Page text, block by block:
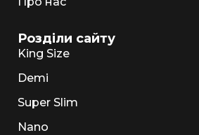
Розділи сайту
King Size
Demi
Super Slim
Nano